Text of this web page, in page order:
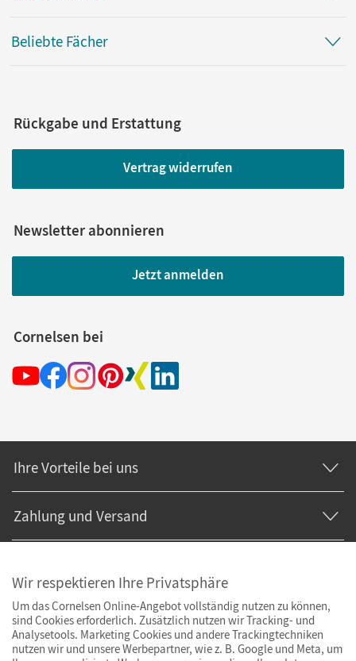
Beliebte Fächer
Rückgabe und Erstattung
Vertrag widerrufen
Newsletter abonnieren
Jetzt anmelden
Cornelsen bei
Ihre Vorteile bei uns
Zahlung und Versand
Wir respektieren Ihre Privatsphäre
Um das Cornelsen Online-Angebot vollständig nutzen zu können,
sind Cookies erforderlich. Zusätzlich nutzen wir Tracking- und
Analysetools. Marketing Cookies und andere Trackingtechniken
nutzen wir und unsere Werbepartner, wie z. B. Google und Meta, um